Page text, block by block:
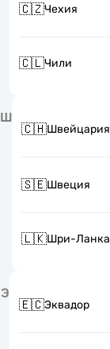
🇨🇿Чехия
🇨🇱Чили
Ш
🇨🇭Швейцария
🇸🇪Швеция
🇱🇰Шри-Ланка
Э
🇪🇨Эквадор